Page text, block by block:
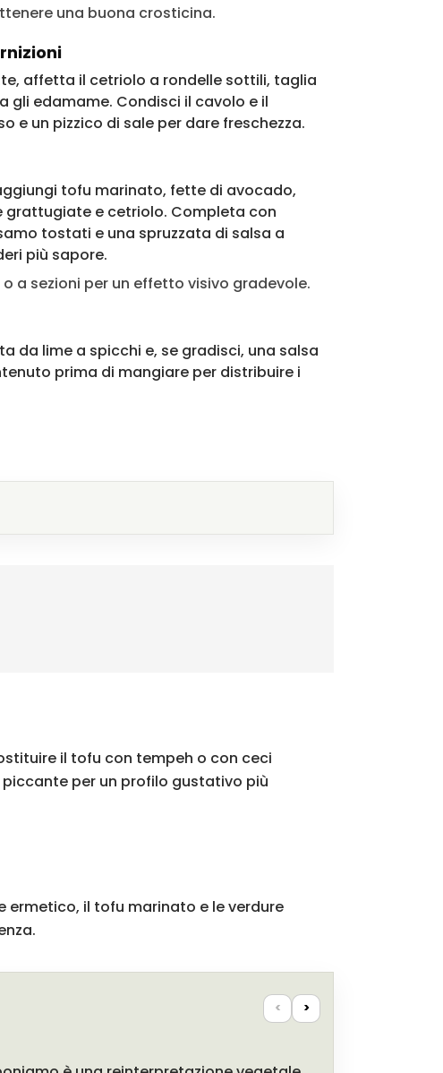
una buona crosticina.
affetta il cetriolo a rondelle sottili, taglia
gli edamame. Condisci il cavolo e il
e un pizzico di sale per dare freschezza.
tofu marinato, fette di avocado,
grattugiate e cetriolo. Completa con
tostati e una spruzzata di salsa a
più sapore.
a sezioni per un effetto visivo gradevole.
da lime a spicchi e, se gradisci, una salsa
prima di mangiare per distribuire i
il tofu con tempeh o con ceci
per un profilo gustativo più
ermetico, il tofu marinato e le verdure
< >